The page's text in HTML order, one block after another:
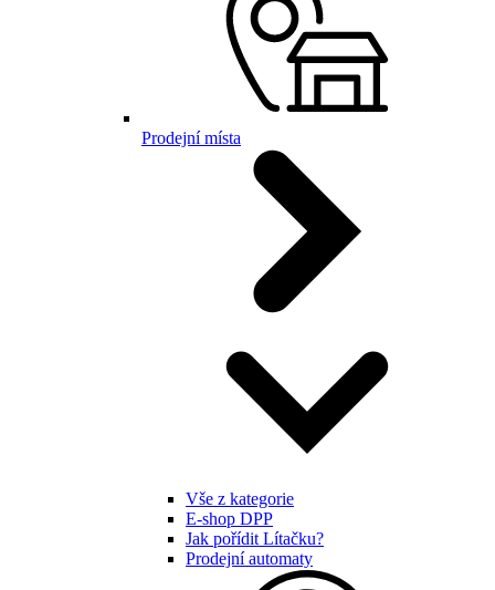
Prodejní místa
Vše z kategorie
E-shop DPP
Jak pořídit Lítačku?
Prodejní automaty